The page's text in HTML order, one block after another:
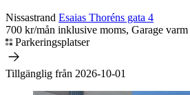
Nissastrand Esaias Thoréns gata 4
700 kr/mån inklusive moms, Garage
Parkeringsplatser
Tillgänglig från 2026-10-01